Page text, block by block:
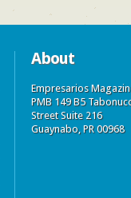
About
Empresarios
PMB 149 B5
Street Suite 216
Guaynabo, PR 00968